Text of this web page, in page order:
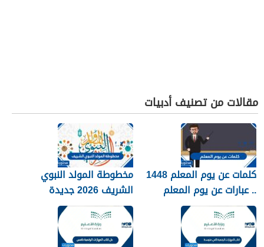
مقالات من تصنيف أدبيات
كلمات عن يوم المعلم 1448
.. عبارات عن يوم المعلم
مكتوبة 1448
مخطوطة المولد النبوي
الشريف 2026 جديدة